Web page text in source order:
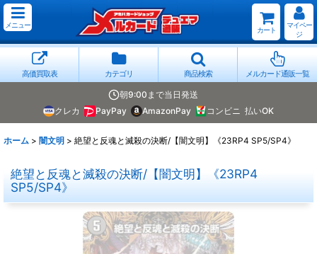
メニュー
カート
マイペー
ジ
高価買取表 カテゴリ 商品検索 メルカード通販一覧
朝9:00まで当日発送
クレカ
PayPay AmazonPay コンビニ 払いOK
ホーム > 闇文明 > 絶望と反魂と滅殺の決断/【闇文明】《23RP4 SP5/SP4》
絶望と反魂と滅殺の決断/【闇文明】《23RP4
SP5/SP4》